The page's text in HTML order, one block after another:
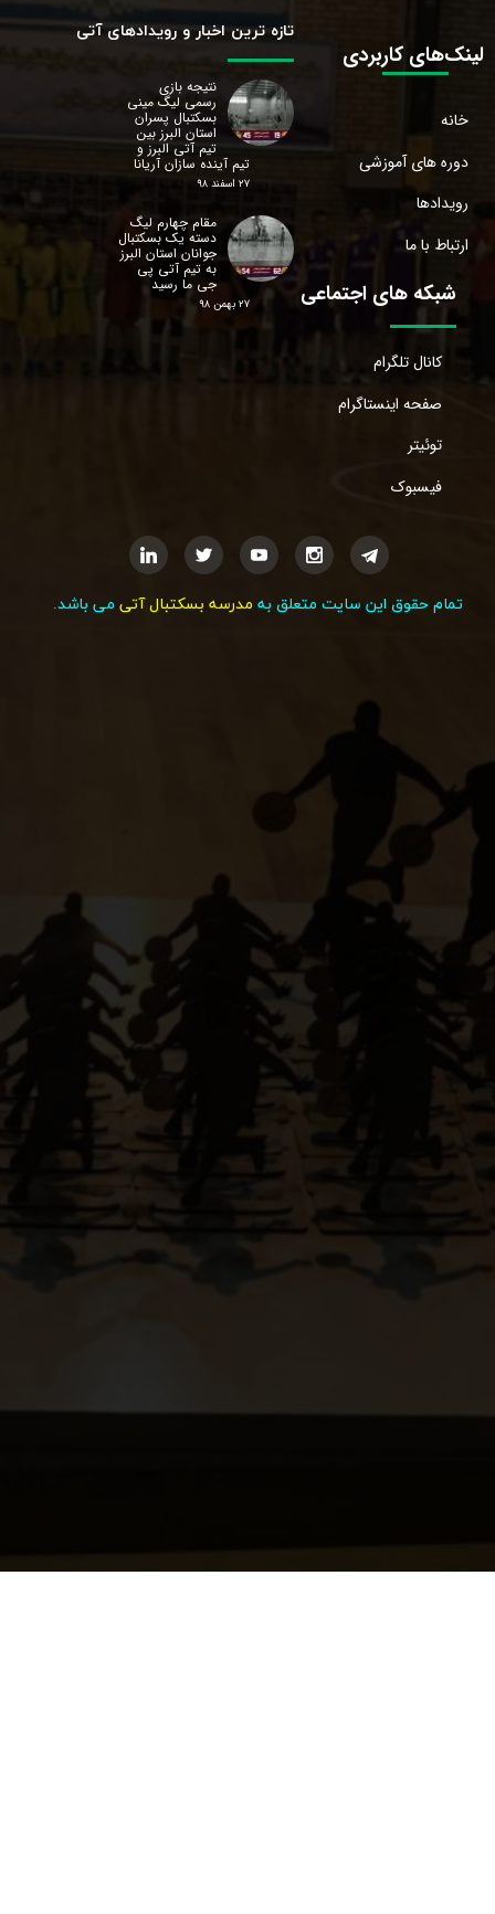
لینک‌های کاربردی
خانه
دوره های آموزشی
رویدادها
ارتباط با ما
تازه ترین اخبار و رویدادهای آتی
نتیجه بازی
رسمی لیگ مینی
بسکتبال پسران
استان البرز‌ بین
تیم آتی البرز و
تیم آینده سازان آریانا
۲۷ اسفند ۹۸
مقام چهارم لیگ
دسته یک بسکتبال
جوانان استان البرز‌
به تیم آتی پی
جی ما رسید
۲۷ بهمن ۹۸ شبکه های اجتماعی
کانال تلگرام
صفحه اینستاگرام
توئیتر
فیسبوک
تمام حقوق این سایت متعلق به مدرسه بسکتبال آتی می باشد.